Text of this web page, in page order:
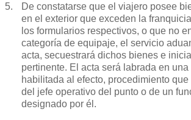
De constatarse que el viajero posee
en el exterior que exceden la
los formularios respectivos, o que no
categoría de equipaje, el servicio
acta, secuestrará dichos bienes e
pertinente. El acta será labrada en
habilitada al efecto, procedimiento
del jefe operativo del punto o de un
designado por él.